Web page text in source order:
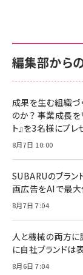
編集部から
成果を生む組織づ
のか？ 事業成長を
ト』を3名様にプレ
8月7日 10:00
SUBARUのブラン
画広告をAIで最大
8月7日 7:04
人と機械の両方に
に自社ブランドは
8月6日 7:04